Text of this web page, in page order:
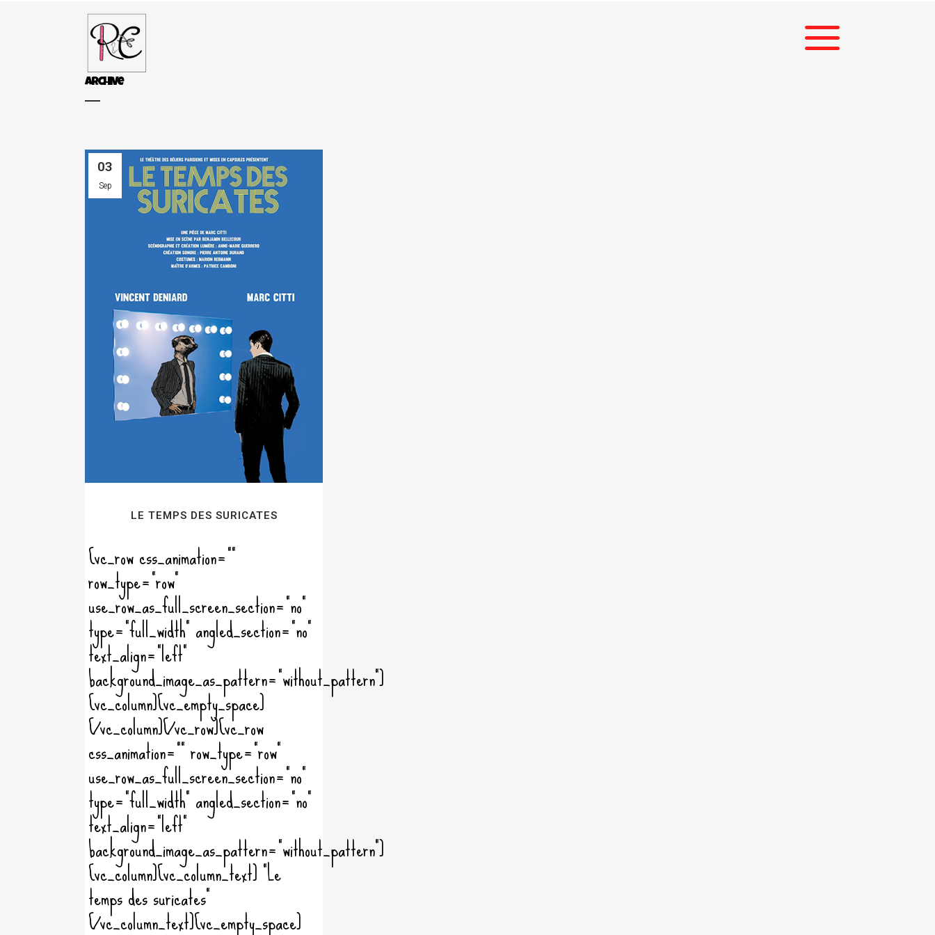
Archive
03
Sep
LE TEMPS DES SURICATES
[vc_row css_animation=""
row_type="row"
use_row_as_full_screen_section="no"
type="full_width" angled_section="no"
text_align="left"
background_image_as_pattern="without_pattern"]
[vc_column][vc_empty_space]
[/vc_column][/vc_row][vc_row
css_animation="" row_type="row"
use_row_as_full_screen_section="no"
type="full_width" angled_section="no"
text_align="left"
background_image_as_pattern="without_pattern"]
[vc_column][vc_column_text] "Le
temps des suricates"
[/vc_column_text][vc_empty_space]